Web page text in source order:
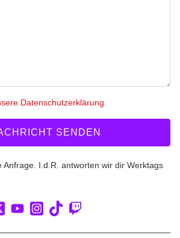
Datenschutzerklärung
SENDEN
Anfrage. I.d.R. antworten wir dir Werktags